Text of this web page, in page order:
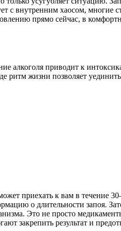
с внутренним хаосом, многие
прямо сейчас, в
алкоголя приводит к
жизни позволяет
приехать к вам в течение
о длительности запоя.
Это не просто
закрепить результат и